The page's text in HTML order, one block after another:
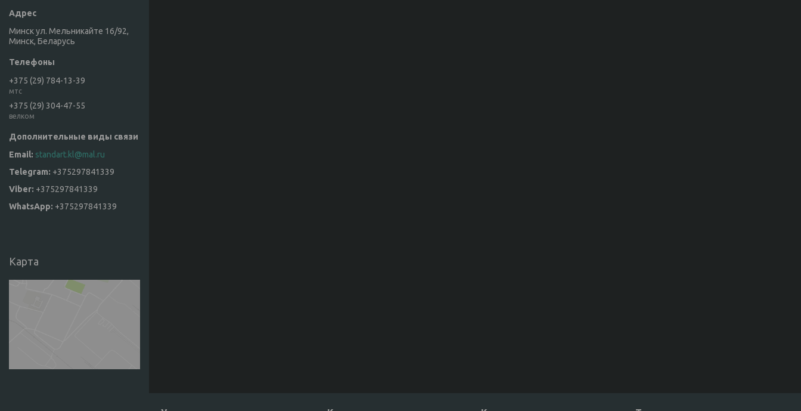
Минск ул. Мельникайте 16/92,
Минск, Беларусь
+375 (29) 784-13-39
мтс
+375 (29) 304-47-55
велком
standart.kl@mal.ru
+375297841339
+375297841339
+375297841339
Карта